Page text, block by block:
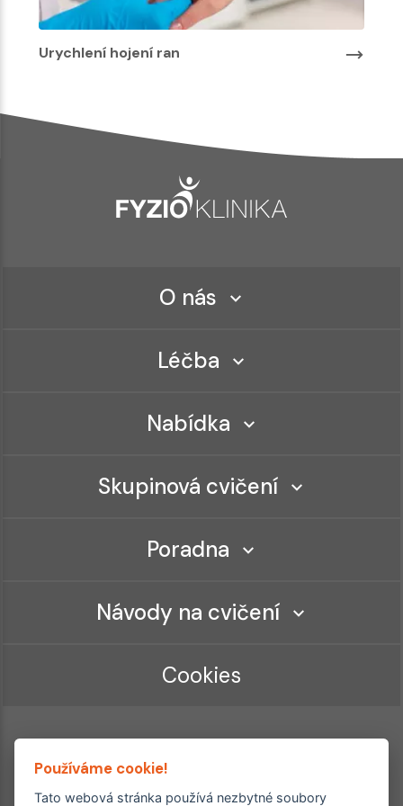
Urychlení hojení ran
O nás
Léčba
Nabídka
Skupinová cvičení
Poradna
Návody na cvičení
Cookies
Používáme cookie!
Tato webová stránka používá nezbytné soubory